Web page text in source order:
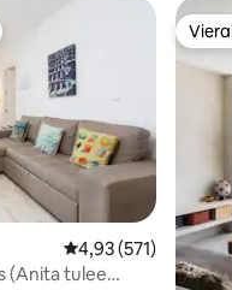
Keskimääräinen
4,93 (571)
(Anita tulee